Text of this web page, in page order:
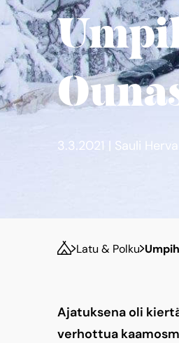
3.3.2021 | Sauli Herva
Latu & Polku
Ajatuksena oli
verhottua